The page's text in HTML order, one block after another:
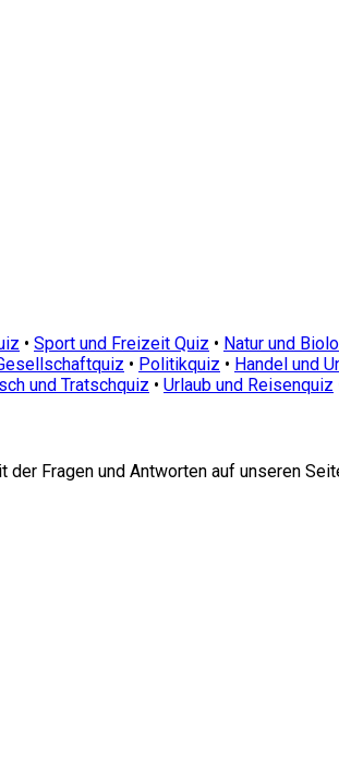
• Sport und Freizeit Quiz • Natur und
• Politikquiz • Handel und
und Tratschquiz • Urlaub und Reisenquiz
Fragen und Antworten auf unseren